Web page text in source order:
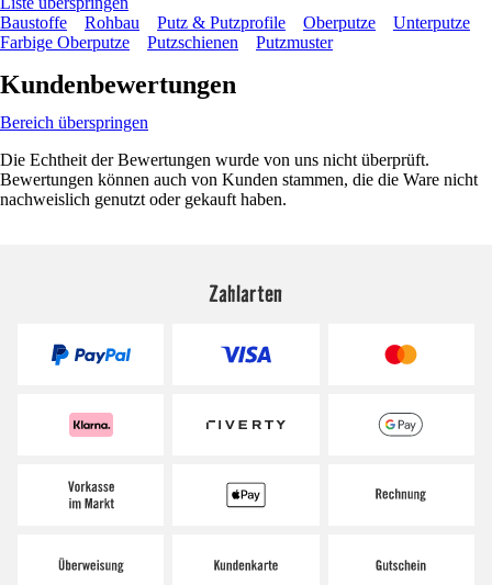
Baustoffe
Rohbau Putz & Putzprofile Oberputze
Unterputze
Farbige Oberputze
Putzschienen Putzmuster
Kundenbewertungen
Bereich überspringen
Die Echtheit der Bewertungen wurde von uns nicht überprüft.
Bewertungen können auch von Kunden stammen, die die Ware nicht
nachweislich genutzt oder gekauft haben.
Zahlarten